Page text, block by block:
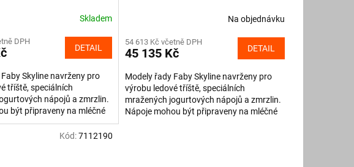
Skladem
DPH
DETAIL
Skyline navrženy pro
tříště, speciálních
nápojů a zmrzlin.
být připraveny na mléčné
směsí....
Na objednávku
54 613 Kč včetně DPH
45 135 Kč DETAIL
Modely řady Faby Skyline navrženy pro
výrobu ledové tříště, speciálních
mražených jogurtových nápojů a zmrzlin.
Nápoje mohou být připraveny na mléčné
Kód:7112190